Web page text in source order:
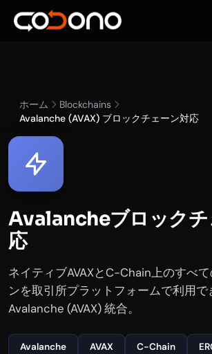
ホーム
Blockchains
Avalanche (AVAX) ブロックチェーン対応
Avalancheブロックチ
応
ネイティブAVAXとC-Chain上のすべ
ンを取引所プラットフォームで利用で
Avalanche (AVAX) 統合。
Avalanche AVAX C-Chain